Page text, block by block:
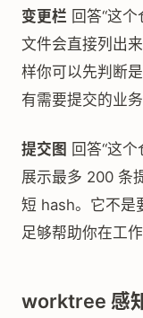
变更栏 回答“这
文件会直接列出
样你可以先判断
有需要提交的业务
提交图 回答“这
展示最多 200 条
短 hash。它不是
足够帮助你在工
worktree 感